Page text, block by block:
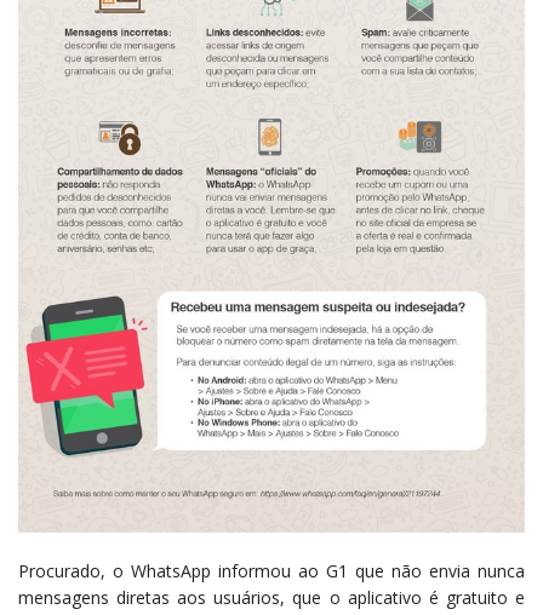
Procurado, o WhatsApp informou ao G1 que não envia nunca
mensagens diretas aos usuários, que o aplicativo é gratuito e